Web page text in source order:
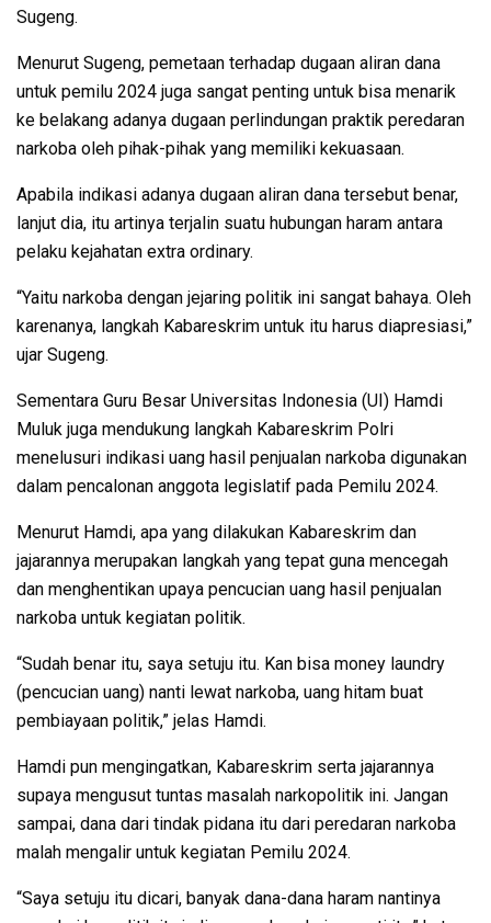
Sugeng.
Menurut Sugeng, pemetaan terhadap dugaan aliran dana
untuk pemilu 2024 juga sangat penting untuk bisa menarik
ke belakang adanya dugaan perlindungan praktik peredaran
narkoba oleh pihak-pihak yang memiliki kekuasaan.
Apabila indikasi adanya dugaan aliran dana tersebut benar,
lanjut dia, itu artinya terjalin suatu hubungan haram antara
pelaku kejahatan extra ordinary.
“Yaitu narkoba dengan jejaring politik ini sangat bahaya. Oleh
karenanya, langkah Kabareskrim untuk itu harus diapresiasi,”
ujar Sugeng.
Sementara Guru Besar Universitas Indonesia (UI) Hamdi
Muluk juga mendukung langkah Kabareskrim Polri
menelusuri indikasi uang hasil penjualan narkoba digunakan
dalam pencalonan anggota legislatif pada Pemilu 2024.
Menurut Hamdi, apa yang dilakukan Kabareskrim dan
jajarannya merupakan langkah yang tepat guna mencegah
dan menghentikan upaya pencucian uang hasil penjualan
narkoba untuk kegiatan politik.
“Sudah benar itu, saya setuju itu. Kan bisa money laundry
(pencucian uang) nanti lewat narkoba, uang hitam buat
pembiayaan politik,” jelas Hamdi.
Hamdi pun mengingatkan, Kabareskrim serta jajarannya
supaya mengusut tuntas masalah narkopolitik ini. Jangan
sampai, dana dari tindak pidana itu dari peredaran narkoba
malah mengalir untuk kegiatan Pemilu 2024.
“Saya setuju itu dicari, banyak dana-dana haram nantinya